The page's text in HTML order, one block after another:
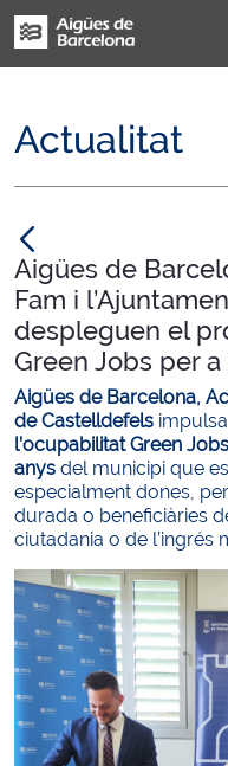
Actualitat
Aigües de
Fam i
despleguen el
Green Jobs per
Aigües de Barcelona,
de Castelldefels
l’ocupabilitat Green Jobs
anys del municipi que
especialment dones,
durada o beneficiàries
ciutadania o de l’ingrés